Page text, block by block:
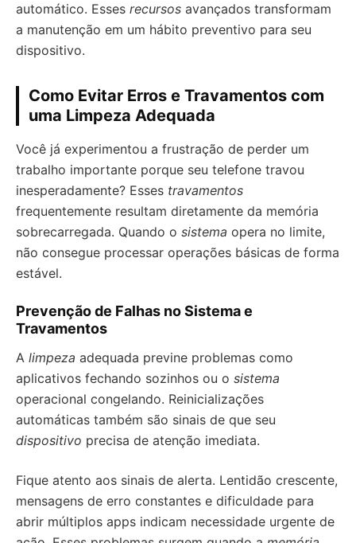
automático. Esses recursos avançados transformam
a manutenção em um hábito preventivo para seu
dispositivo.
Como Evitar Erros e Travamentos com
uma Limpeza Adequada
Você já experimentou a frustração de perder um
trabalho importante porque seu telefone travou
inesperadamente? Esses travamentos
frequentemente resultam diretamente da memória
sobrecarregada. Quando o sistema opera no limite,
não consegue processar operações básicas de forma
estável.
Prevenção de Falhas no Sistema e
Travamentos
A limpeza adequada previne problemas como
aplicativos fechando sozinhos ou o sistema
operacional congelando. Reinicializações
automáticas também são sinais de que seu
dispositivo precisa de atenção imediata.
Fique atento aos sinais de alerta. Lentidão crescente,
mensagens de erro constantes e dificuldade para
abrir múltiplos apps indicam necessidade urgente de